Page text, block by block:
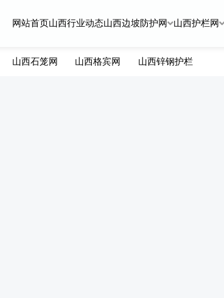
网站首页山西行业动态山西边坡防护网 山西护栏网
山西石笼网 山西格宾网 山西锌钢护栏